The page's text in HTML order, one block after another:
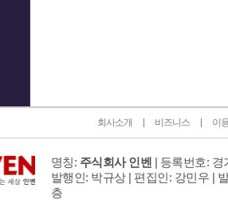
회사소개 비즈니스 이
명칭: 주식회사 인벤 | 등록번호: 경
발행인: 박규상 | 편집인: 강민우 |
층